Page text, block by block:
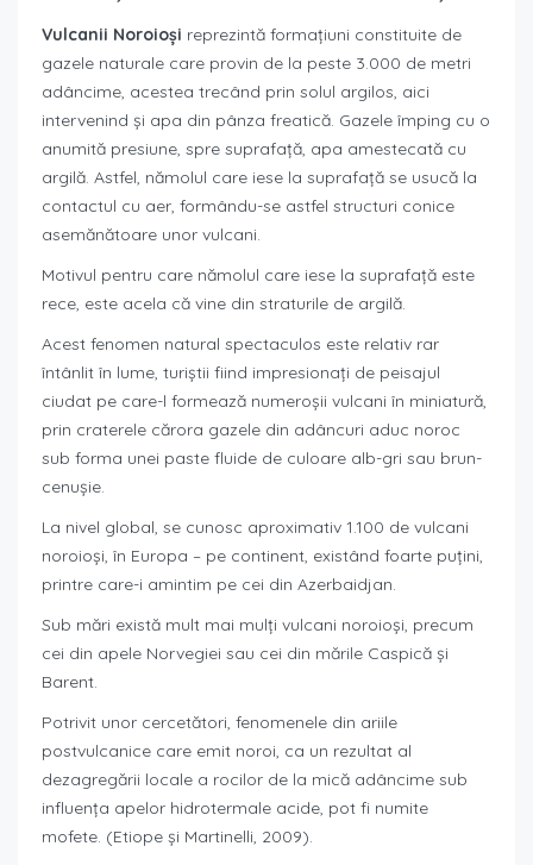
Vulcanii Noroioşi reprezintă formaţiuni constituite de
gazele naturale care provin de la peste 3.000 de metri
adâncime, acestea trecând prin solul argilos, aici
intervenind şi apa din pânza freatică. Gazele împing cu o
anumită presiune, spre suprafaţă, apa amestecată cu
argilă. Astfel, nămolul care iese la suprafaţă se usucă la
contactul cu aer, formându-se astfel structuri conice
asemănătoare unor vulcani.
Motivul pentru care nămolul care iese la suprafaţă este
rece, este acela că vine din straturile de argilă.
Acest fenomen natural spectaculos este relativ rar
întânlit în lume, turiştii fiind impresionaţi de peisajul
ciudat pe care-l formează numeroşii vulcani în miniatură,
prin craterele cărora gazele din adâncuri aduc noroc
sub forma unei paste fluide de culoare alb-gri sau brun-
cenuşie.
La nivel global, se cunosc aproximativ 1.100 de vulcani
noroioşi, în Europa – pe continent, existând foarte puţini,
printre care-i amintim pe cei din Azerbaidjan.
Sub mări există mult mai mulţi vulcani noroioşi, precum
cei din apele Norvegiei sau cei din mările Caspică şi
Barent.
Potrivit unor cercetători, fenomenele din ariile
postvulcanice care emit noroi, ca un rezultat al
dezagregării locale a rocilor de la mică adâncime sub
influenţa apelor hidrotermale acide, pot fi numite
mofete. (Etiope şi Martinelli, 2009).